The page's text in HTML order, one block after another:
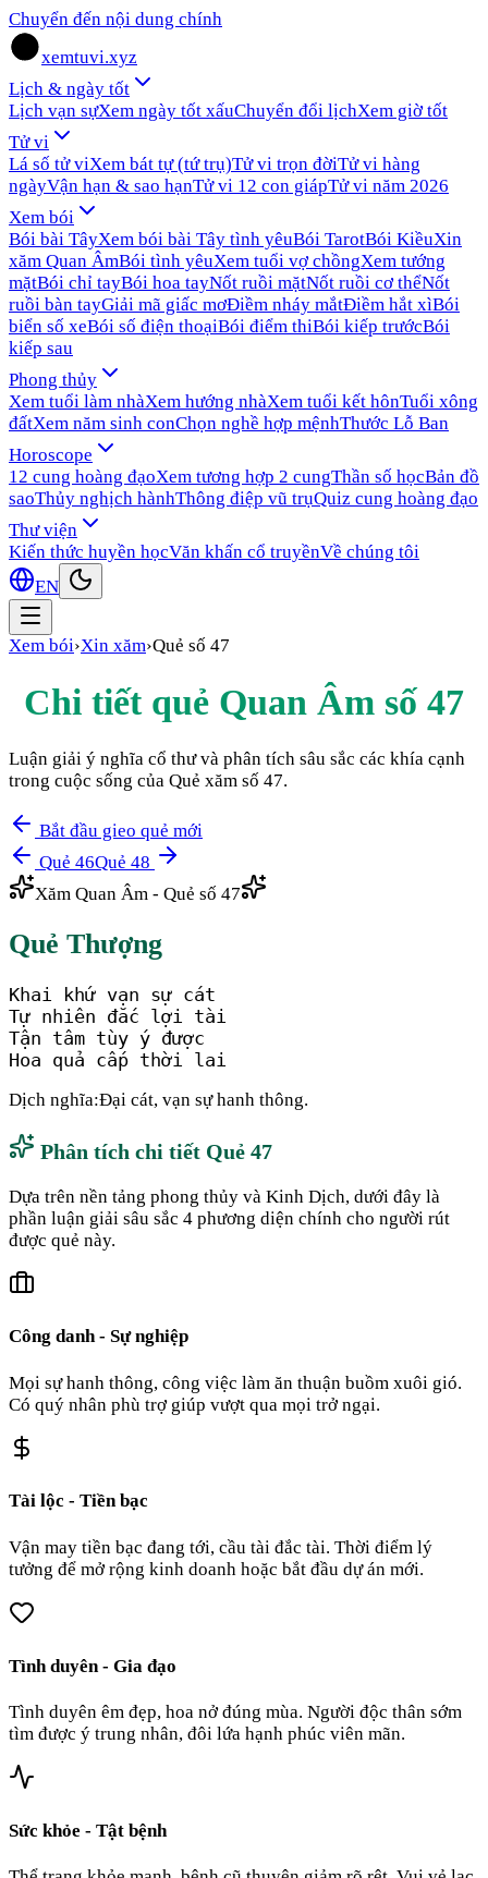
Chuyển đến nội dung chính
xemtuvi.xyz
Lịch & ngày tốt
Lịch vạn sựXem ngày tốt xấuChuyển đổi lịchXem giờ tốt
Tử vi
Lá số tử viXem bát tự (tứ trụ)Tử vi trọn đờiTử vi hàng
ngàyVận hạn & sao hạnTử vi 12 con giápTử vi năm 2026
Xem bói
Bói bài TâyXem bói bài Tây tình yêuBói TarotBói KiềuXin
xăm Quan ÂmBói tình yêuXem tuổi vợ chồngXem tướng
mặtBói chỉ tayBói hoa tayNốt ruồi mặtNốt ruồi cơ thểNốt
ruồi bàn tayGiải mã giấc mơĐiềm nháy mắtĐiềm hắt xìBói
biển số xeBói số điện thoạiBói điểm thiBói kiếp trướcBói
kiếp sau
Phong thủy
Xem tuổi làm nhàXem hướng nhàXem tuổi kết hônTuổi xông
đấtXem năm sinh conChọn nghề hợp mệnhThước Lỗ Ban
Horoscope
12 cung hoàng đạoXem tương hợp 2 cungThần số họcBản đồ
saoThủy nghịch hànhThông điệp vũ trụQuiz cung hoàng đạo
Thư viện
Kiến thức huyền họcVăn khấn cổ truyềnVề chúng tôi
EN
Xem bói›Xin xăm›Quẻ số 47
Chi tiết quẻ Quan Âm số 47
Luận giải ý nghĩa cổ thư và phân tích sâu sắc các khía cạnh
trong cuộc sống của Quẻ xăm số 47.
Bắt đầu gieo quẻ mới
Quẻ 46Quẻ 48
Xăm Quan Âm - Quẻ số 47
Quẻ Thượng
Khai khứ vạn sự cát
Tự nhiên đắc lợi tài
Tận tâm tùy ý được
Hoa quả cấp thời lai
Dịch nghĩa:Đại cát, vạn sự hanh thông.
Phân tích chi tiết Quẻ 47
Dựa trên nền tảng phong thủy và Kinh Dịch, dưới đây là
phần luận giải sâu sắc 4 phương diện chính cho người rút
được quẻ này.
Công danh - Sự nghiệp
Mọi sự hanh thông, công việc làm ăn thuận buồm xuôi gió.
Có quý nhân phù trợ giúp vượt qua mọi trở ngại.
Tài lộc - Tiền bạc
Vận may tiền bạc đang tới, cầu tài đắc tài. Thời điểm lý
tưởng để mở rộng kinh doanh hoặc bắt đầu dự án mới.
Tình duyên - Gia đạo
Tình duyên êm đẹp, hoa nở đúng mùa. Người độc thân sớm
tìm được ý trung nhân, đôi lứa hạnh phúc viên mãn.
Sức khỏe - Tật bệnh